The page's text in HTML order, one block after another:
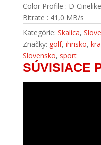
Color Profile : D-Cinelike
Bitrate : 41,0 MB/s
Kategórie: Skalica,
Značky: golf, ihrisko,
Slovensko, sport
SÚVISIACE